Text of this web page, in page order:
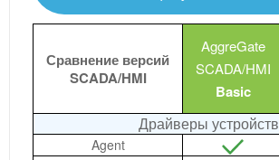
Сравнение версий
SCADA/HMI
AggreGate
SCADA/HMI
Basic
Драйверы устройств
Agent